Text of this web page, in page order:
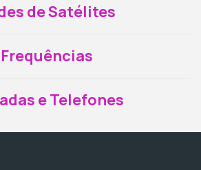
de Satélites
Frequências
e Telefones